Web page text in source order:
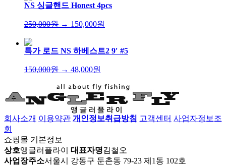
NS 싱글핸드 Honest 4pcs
250,000원 → 150,000원
특가 로드 NS 하베스트2 9′ #5
150,000원 → 48,000원
회사소개 이용약관 개인정보취급방침 고객센터 사업자정보조
회
쇼핑몰 기본정보
상호앵글러플라이 대표자명김철오
사업장주소서울시 강동구 둔촌동 79-23 제1동 102호